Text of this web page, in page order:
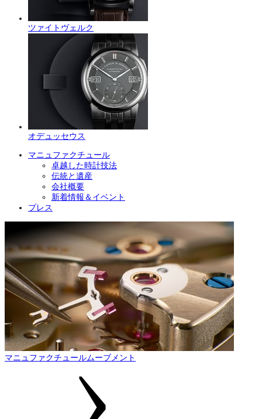
ツァイトヴェルク
オデュッセウス
マニュファクチュール
卓越した時計技法
伝統と遺産
会社概要
新着情報＆イベント
プレス
マニュファクチュールムーブメント